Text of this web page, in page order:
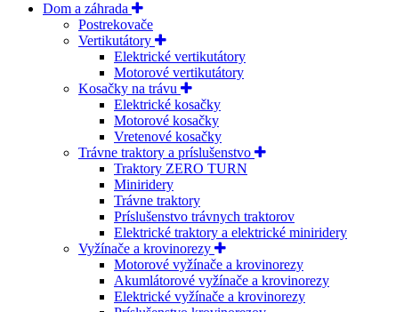
Dom a záhrada
Postrekovače
Vertikutátory
Elektrické vertikutátory
Motorové vertikutátory
Kosačky na trávu
Elektrické kosačky
Motorové kosačky
Vretenové kosačky
Trávne traktory a príslušenstvo
Traktory ZERO TURN
Miniridery
Trávne traktory
Príslušenstvo trávnych traktorov
Elektrické traktory a elektrické miniridery
Vyžínače a krovinorezy
Motorové vyžínače a krovinorezy
Akumlátorové vyžínače a krovinorezy
Elektrické vyžínače a krovinorezy